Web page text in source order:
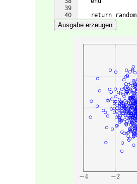
39
40
41
   return random
end
Ausgabe erzeugen